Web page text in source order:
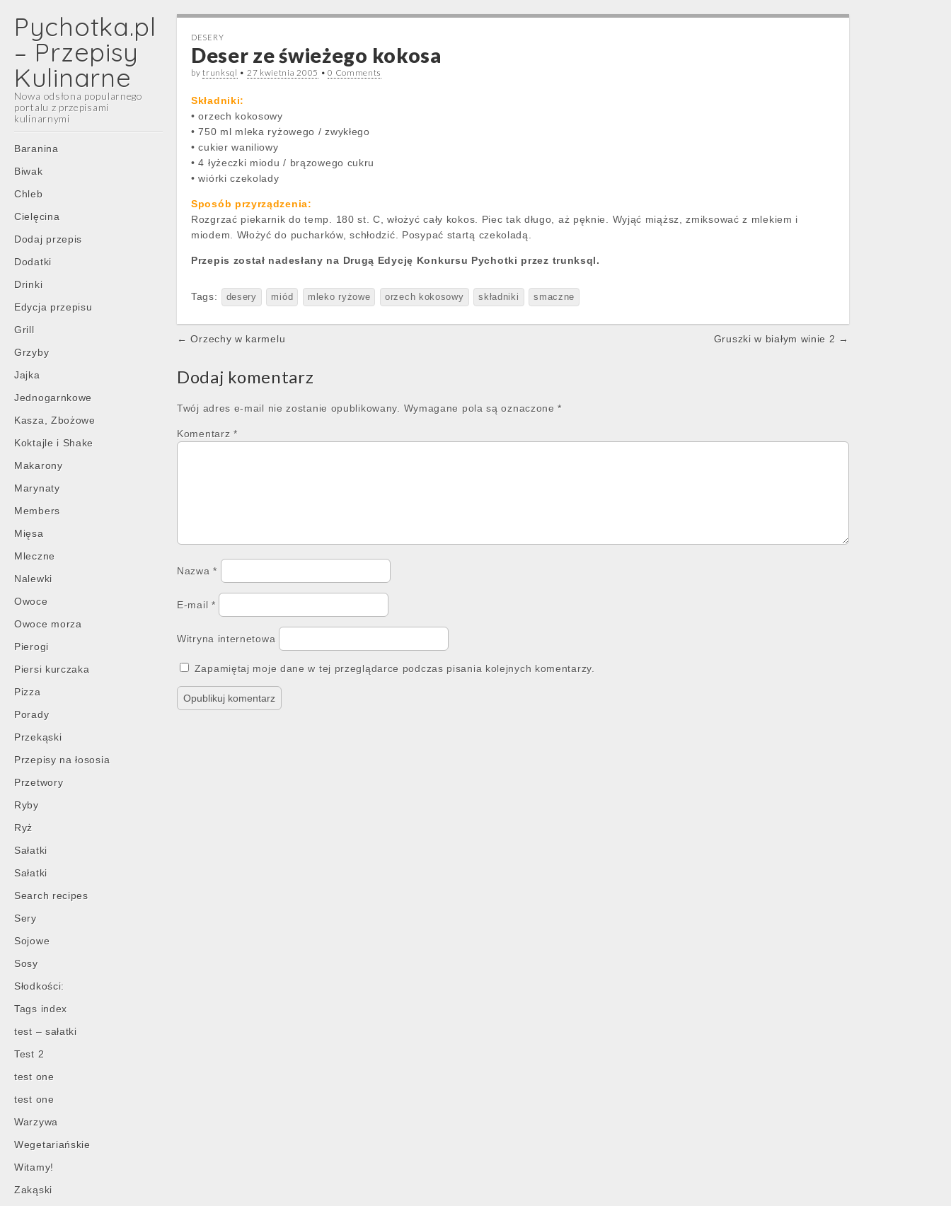
Pychotka.pl
– Przepisy
Kulinarne
Nowa odsłona popularnego
portalu z przepisami
kulinarnymi
Main
menu
Skip
content
Baranina
Biwak
Chleb
Cielęcina
Dodaj przepis
Dodatki
Drinki
Edycja przepisu
Grill
Grzyby
Jajka
Jednogarnkowe
Kasza, Zbożowe
Koktajle i Shake
Makarony
Marynaty
Members
Mięsa
Mleczne
Nalewki
Owoce
Owoce morza
Pierogi
Piersi kurczaka
Pizza
Porady
Przekąski
Przepisy na łososia
Przetwory
Ryby
Ryż
Sałatki
Sałatki
Search recipes
Sery
Sojowe
Sosy
Słodkości:
Tags index
test – sałatki
Test 2
test one
test one
Warzywa
Wegetariańskie
Witamy!
Zakąski
DESERY
Deser ze świeżego kokosa
bytrunksql • 27 kwietnia 2005 •0 Comments
Składniki:
• orzech kokosowy
• 750 ml mleka ryżowego / zwykłego
• cukier waniliowy
• 4 łyżeczki miodu / brązowego cukru
• wiórki czekolady
Sposób przyrządzenia:
Rozgrzać piekarnik do temp. 180 st. C, włożyć cały kokos. Piec tak długo, aż pęknie. Wyjąć miąższ, zmiksować z mlekiem i
miodem. Włożyć do pucharków, schłodzić. Posypać startą czekoladą.
Przepis został nadesłany na Drugą Edycję Konkursu Pychotki przez trunksql.
Tags: desery miód mleko ryżowe orzech kokosowy składniki smaczne
Post
← Orzechy w karmelu Gruszki w białym winie 2 →
Dodaj komentarz
Twój adres e-mail nie zostanie opublikowany. Wymagane pola są oznaczone*
Komentarz *
Nazwa*
E-mail *
Witryna internetowa
Zapamiętaj moje dane w tej przeglądarce podczas pisania kolejnych komentarzy.